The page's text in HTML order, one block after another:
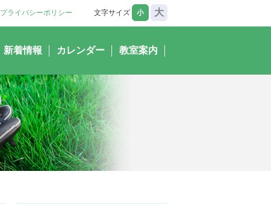
プライバシーポリシー
新着情報 カレンダー 教室案内
文字サイズ 小 大